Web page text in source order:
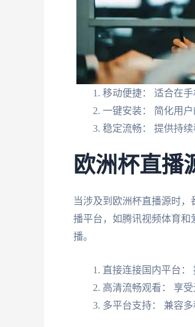
移动便捷： 适合在手
一键安装： 简化用户
稳定流畅： 提供持续
欧洲杯直播
当涉及到欧洲杯直播源时
播平台，如腾讯视频体育和
播。
直接连接国内平台：
高清流畅观看： 享受
多平台支持： 兼容多